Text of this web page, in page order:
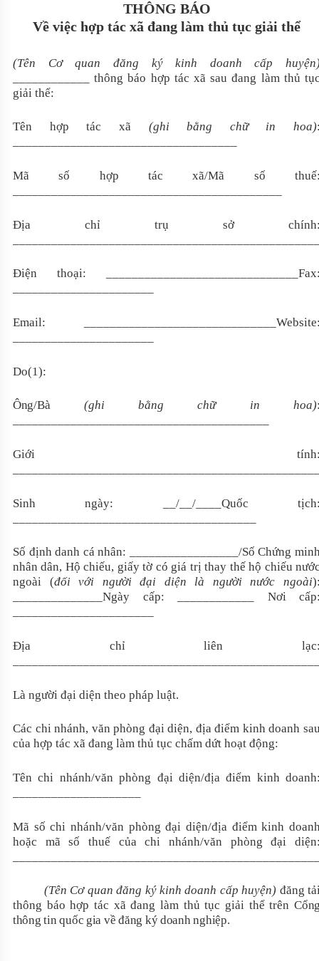
THÔNG BÁO
Về việc hợp tác xã đang làm thủ tục giải thể
(Tên Cơ quan đăng ký kinh doanh cấp
____________ thông báo hợp tác xã sau đang làm thủ
giải thể:
Tên hợp tác xã (ghi bằng chữ in hoa)
Mã số hợp tác xã/Mã số
Địa chỉ trụ sở
Điện thoại:
Email:
Do(1):
Ông/Bà (ghi bằng chữ in hoa)
Giới
Sinh ngày: __/__/____Quốc
Số định danh cá nhân: _________________/Số Chứng
nhân dân, Hộ chiếu, giấy tờ có giá trị thay thế hộ chiếu
ngoài (đối với người đại diện là người nước ngoài
______________Ngày cấp: ____________ Nơi
Địa chỉ liên
Là người đại diện theo pháp luật.
Các chi nhánh, văn phòng đại diện, địa điểm kinh doanh
của hợp tác xã đang làm thủ tục chấm dứt hoạt động:
Tên chi nhánh/văn phòng đại diện/địa điểm kinh
Mã số chi nhánh/văn phòng đại diện/địa điểm kinh
hoặc mã số thuế của chi nhánh/văn phòng đại
(Tên Cơ quan đăng ký kinh doanh cấp huyện) đăng
thông báo hợp tác xã đang làm thủ tục giải thể trên
thông tin quốc gia về đăng ký doanh nghiệp.